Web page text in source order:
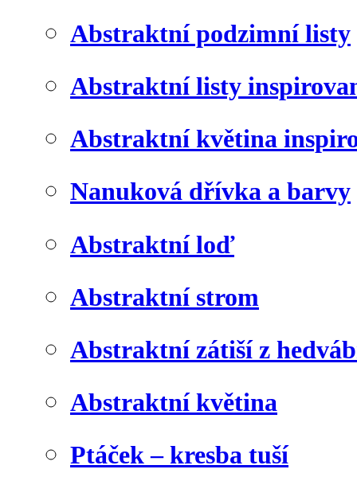
Abstraktní podzimní listy
Abstraktní listy
Abstraktní květina
Nanuková dřívka a barvy
Abstraktní loď
Abstraktní strom
Abstraktní zátiší z
Abstraktní květina
Ptáček – kresba tuší